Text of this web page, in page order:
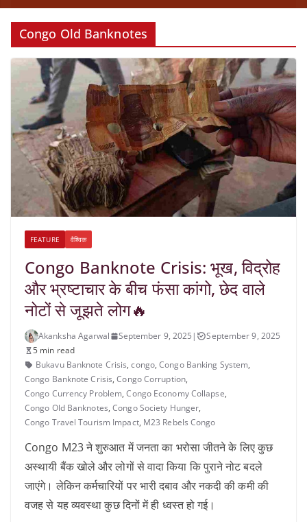
Congo Old Banknotes
FEATURE वैश्विक
Congo Banknote Crisis: भूख, विद्रोह
और भ्रष्टाचार के बीच फंसा कांगो, छेद वाले
नोटों से जूझते लोग🔥
Akanksha Agarwal September 9, 2025 |
September 9, 2025
5 min read
Bukavu Banknote Crisis,congo,Congo Banking System,
Congo Banknote Crisis,Congo Corruption,
Congo Currency Problem,Congo Economy Collapse,
Congo Old Banknotes,Congo Society Hunger,
Congo Travel Tourism Impact, M23 Rebels Congo
Congo M23 ने शुरुआत में जनता का भरोसा जीतने के लिए कुछ
अस्थायी बैंक खोले और लोगों से वादा किया कि पुराने नोट बदले
जाएंगे। लेकिन कर्मचारियों पर भारी दबाव और नकदी की कमी की
वजह से यह व्यवस्था कुछ दिनों में ही ध्वस्त हो गई।